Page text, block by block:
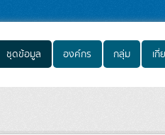
ชุดข้อมูล องค์กร กลุ่ม เกี่